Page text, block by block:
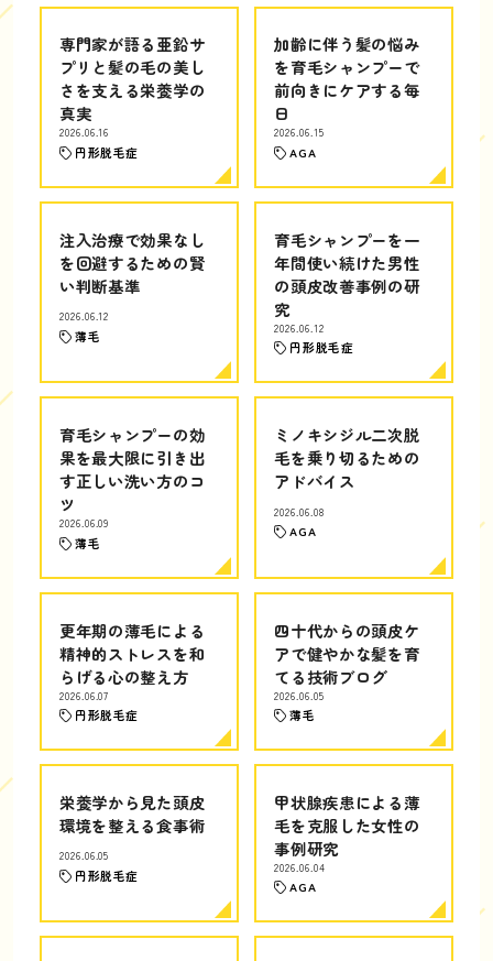
専門家が語る亜鉛サ
プリと髪の毛の美し
さを支える栄養学の
真実
2026.06.16
円形脱毛症
加齢に伴う髪の悩み
を育毛シャンプーで
前向きにケアする毎
日
2026.06.15
AGA
注入治療で効果なし
を回避するための賢
い判断基準
2026.06.12
薄毛
育毛シャンプーを一
年間使い続けた男性
の頭皮改善事例の研
究
2026.06.12
円形脱毛症
育毛シャンプーの効
果を最大限に引き出
す正しい洗い方のコ
ツ
2026.06.09
薄毛
ミノキシジル二次脱
毛を乗り切るための
アドバイス
2026.06.08
AGA
更年期の薄毛による
精神的ストレスを和
らげる心の整え方
2026.06.07
円形脱毛症
四十代からの頭皮ケ
アで健やかな髪を育
てる技術ブログ
2026.06.05
薄毛
栄養学から見た頭皮
環境を整える食事術
2026.06.05
円形脱毛症
甲状腺疾患による薄
毛を克服した女性の
事例研究
2026.06.04
AGA